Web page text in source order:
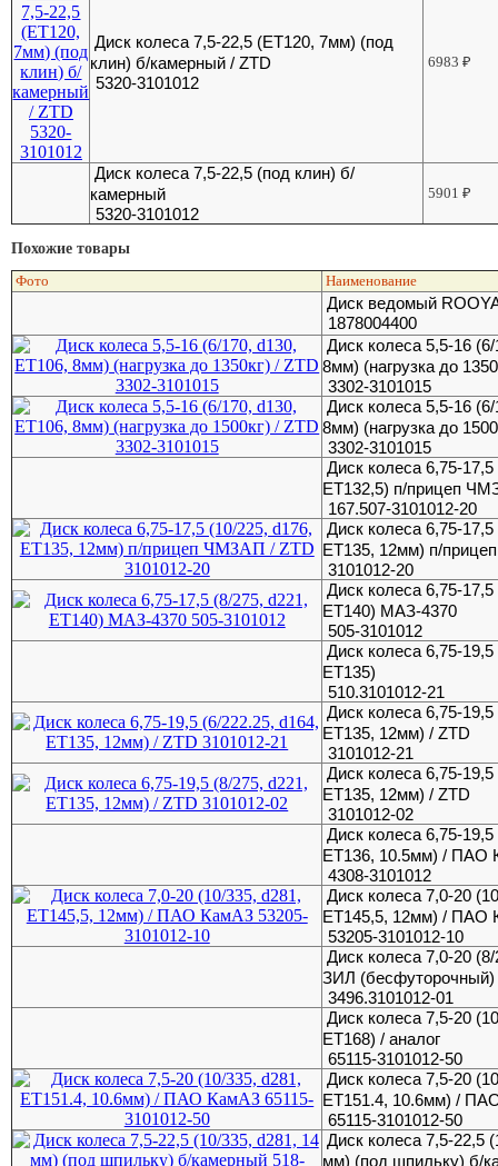
Диск колеса 7,5-22,5 (ЕТ120, 7мм) (под
клин) б/камерный / ZTD
5320-3101012
6983₽
Диск колеса 7,5-22,5 (под клин) б/
камерный
5320-3101012
5901₽
Похожие товары
Фото Наименование
Диск ведомый
1878004400
Диск колеса 5,5-16
8мм) (нагрузка до
3302-3101015
Диск колеса 5,5-16
8мм) (нагрузка до
3302-3101015
Диск колеса 6,75-
ET132,5) п/прицеп
167.507-3101012-20
Диск колеса 6,75-
ET135, 12мм) п/
3101012-20
Диск колеса 6,75-
ET140) МАЗ-4370
505-3101012
Диск колеса 6,75-
ET135)
510.3101012-21
Диск колеса 6,75-
ET135, 12мм) / ZTD
3101012-21
Диск колеса 6,75-
ET135, 12мм) / ZTD
3101012-02
Диск колеса 6,75-
ЕТ136, 10.5мм) / ПАО
4308-3101012
Диск колеса 7,0-20
ET145,5, 12мм) / ПАО
53205-3101012-10
Диск колеса 7,0-20
ЗИЛ
3496.3101012-01
Диск колеса 7,5-20
ET168) / аналог
65115-3101012-50
Диск колеса 7,5-20
ЕТ151.4, 10.6мм) /
65115-3101012-50
Диск колеса 7,5-22,5
мм) (под шпильку) б/